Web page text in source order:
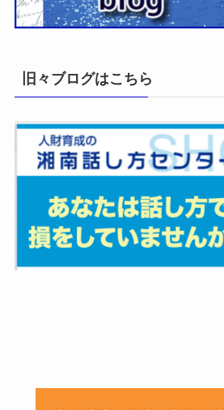
旧々ブログはこちら